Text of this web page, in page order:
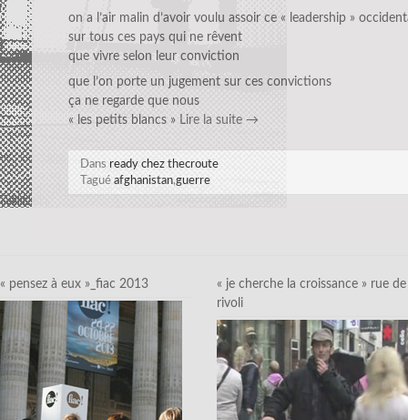
on a l’air malin d’avoir voulu assoir ce « leadership »
sur tous ces pays qui ne rêvent
que vivre selon leur conviction
que l’on porte un jugement sur ces convictions
ça ne regarde que nous
« les petits blancs » Lire la suite →
Dans ready chez thecroute
Tagué afghanistan,guerre
« pensez à eux »_fiac 2013
« je cherche la croissance » rue de
rivoli